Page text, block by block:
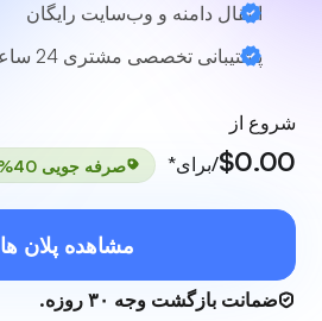
انتقال دامنه و وب‌سایت رایگان
پشتیبانی تخصصی مشتری 24 ساعته و 7 روز هفته
شروع از
$0.00/برای* صرفه جویی 40%
مشاهده پلان ها
ضمانت بازگشت وجه ۳۰ روزه.